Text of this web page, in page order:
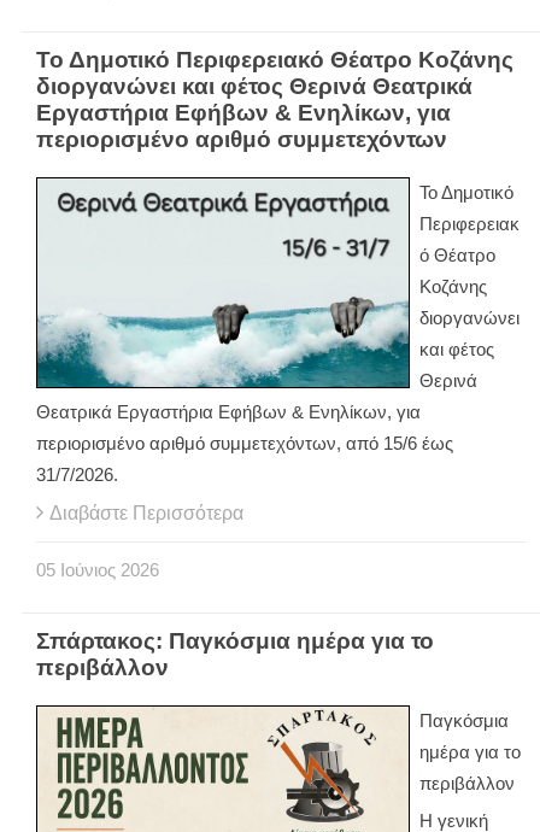
Το Δημοτικό Περιφερειακό Θέατρο Κοζάνης
διοργανώνει και φέτος Θερινά Θεατρικά
Εργαστήρια Εφήβων & Ενηλίκων, για
περιορισμένο αριθμό συμμετεχόντων
Το Δημοτικό
Περιφερειακ
ό Θέατρο
Κοζάνης
διοργανώνει
και φέτος
Θερινά
Θεατρικά Εργαστήρια Εφήβων & Ενηλίκων, για
περιορισμένο αριθμό συμμετεχόντων, από 15/6 έως
31/7/2026.
Διαβάστε Περισσότερα
05 Ιούνιος 2026
Σπάρτακος: Παγκόσμια ημέρα για το
περιβάλλον
Παγκόσμια
ημέρα για το
περιβάλλον
Η γενική